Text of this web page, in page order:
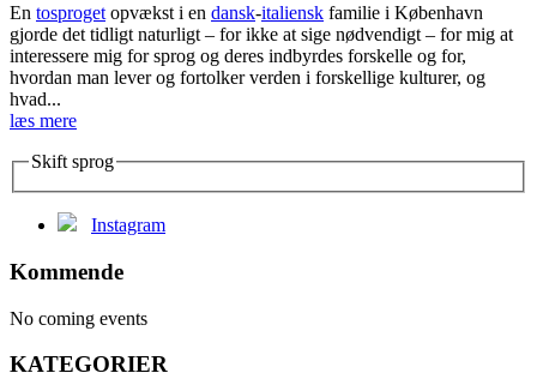
En tosproget opvækst i en dansk-italiensk familie i København
gjorde det tidligt naturligt – for ikke at sige nødvendigt – for mig at
interessere mig for sprog og deres indbyrdes forskelle og for,
hvordan man lever og fortolker verden i forskellige kulturer, og
hvad...
læs mere
Skift sprog
Instagram
Kommende
No coming events
KATEGORIER